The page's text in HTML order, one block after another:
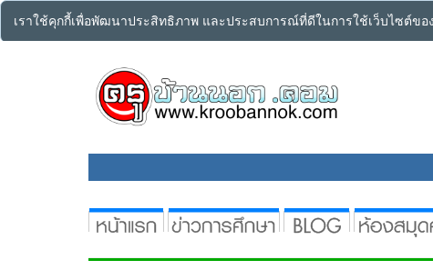
เราใช้คุกกี้เพื่อพัฒนาประสิทธิภาพ และประสบการณ์ที่ดีในการใช้เว็บไซต์ข